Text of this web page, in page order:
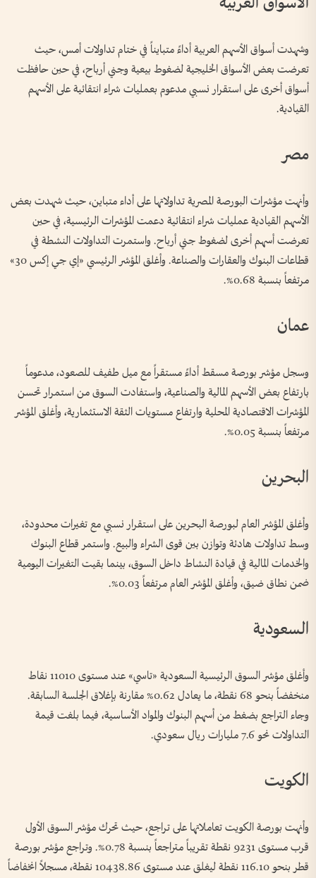
وشهدت أسواق الأسهم العربية أداءً متبايناً في ختام تداولات أمس، حيث
تعرضت بعض الأسواق الخليجية لضغوط بيعية وجني أرباح، في حين حافظت
أسواق أخرى على استقرار نسبي مدعوم بعمليات شراء انتقائية على الأسهم
القيادية.
مصر
وأنهت مؤشرات البورصة المصرية تداولاتها على أداء متباين، حيث شهدت بعض
الأسهم القيادية عمليات شراء انتقائية دعمت المؤشرات الرئيسية، في حين
تعرضت أسهم أخرى لضغوط جني أرباح. واستمرت التداولات النشطة في
قطاعات البنوك والعقارات والصناعة. وأغلق المؤشر الرئيسي «إي جي إكس 30»
مرتفعاً بنسبة 0.68%.
عمان
وسجل مؤشر بورصة مسقط أداءً مستقراً مع ميل طفيف للصعود، مدعوماً
بارتفاع بعض الأسهم المالية والصناعية، واستفادت السوق من استمرار تحسن
المؤشرات الاقتصادية المحلية وارتفاع مستويات الثقة الاستثمارية، وأغلق المؤشر
مرتفعاً بنسبة 0.05%.
البحرين
وأغلق المؤشر العام لبورصة البحرين على استقرار نسبي مع تغيرات محدودة،
وسط تداولات هادئة وتوازن بين قوى الشراء والبيع. واستمر قطاع البنوك
والخدمات المالية في قيادة النشاط داخل السوق، بينما بقيت التغيرات اليومية
ضمن نطاق ضيق، وأغلق المؤشر العام مرتفعاً 0.03%.
السعودية
وأغلق مؤشر السوق الرئيسية السعودية «تاسي» عند مستوى 11010 نقاط
منخفضاً بنحو 68 نقطة، ما يعادل 0.62% مقارنة بإغلاق الجلسة السابقة.
وجاء التراجع بضغط من أسهم البنوك والمواد الأساسية، فيما بلغت قيمة
التداولات نحو 7.6 مليارات ريال سعودي.
الكويت
وأنهت بورصة الكويت تعاملاتها على تراجع، حيث تحرك مؤشر السوق الأول
قرب مستوى 9231 نقطة تقريباً متراجعاً بنسبة 0.78%. وتراجع مؤشر بورصة
قطر بنحو 116.10 نقطة ليغلق عند مستوى 10438.86 نقطة، مسجلاً انخفاضاً